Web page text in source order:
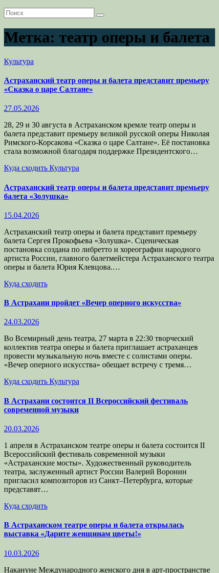
Метка: театр оперы и балета
Культура
Астраханский театр оперы и балета представит премьеру
«Сказка о царе Салтане»
27.05.2026
28, 29 и 30 августа в Астраханском кремле театр оперы и
балета представит премьеру великой русской оперы Николая
Римского-Корсакова «Сказка о царе Салтане». Её постановка
стала возможной благодаря поддержке Президентского…
Куда сходить Культура
Астраханский театр оперы и балета представит премьеру
балета «Золушка»
15.04.2026
Астраханский театр оперы и балета представит премьеру
балета Сергея Прокофьева «Золушка». Сценическая
постановка создана по либретто и хореографии народного
артиста России, главного балетмейстера Астраханского театра
оперы и балета Юрия Клевцова.…
Куда сходить
В Астрахани пройдет «Вечер оперного искусства»
24.03.2026
Во Всемирный день театра, 27 марта в 22:30 творческий
коллектив театра оперы и балета приглашает астраханцев
провести музыкальную ночь вместе с солистами оперы.
«Вечер оперного искусства» обещает встречу с тремя…
Куда сходить Культура
В Астрахани состоится II Всероссийский фестиваль
современной музыки
20.03.2026
1 апреля в Астраханском театре оперы и балета состоится II
Всероссийский фестиваль современной музыки
«Астраханские мосты». Художественный руководитель
театра, заслуженный артист России Валерий Воронин
пригласил композиторов из Санкт–Петербурга, которые
представят…
Куда сходить
В Астраханском театре оперы и балета открылась
выставка «Дарите женщинам цветы!»
10.03.2026
Накануне Международного женского дня в арт-пространстве